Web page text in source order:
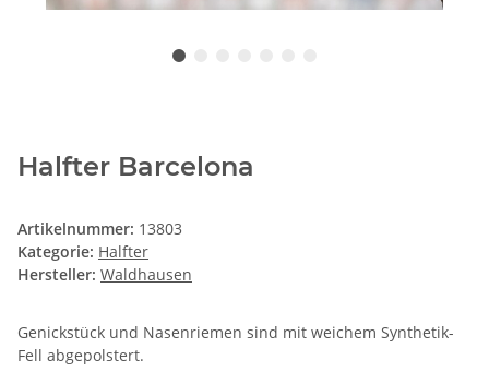
Halfter Barcelona
Artikelnummer: 13803
Kategorie: Halfter
Hersteller: Waldhausen
Genickstück und Nasenriemen sind mit weichem Synthetik-
Fell abgepolstert.